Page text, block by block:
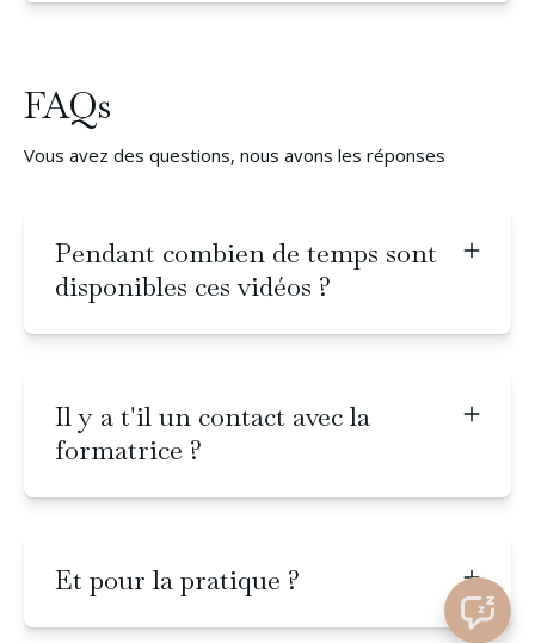
FAQs
Vous avez des questions, nous avons les réponses
Pendant combien de temps sont
disponibles ces vidéos ?
Il y a t'il un contact avec la
formatrice ?
Et pour la pratique ?